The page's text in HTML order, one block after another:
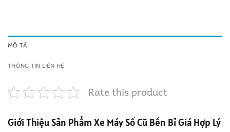
MÔ TẢ
THÔNG TIN LIÊN HỆ
Rate this product
Giới Thiệu Sản Phẩm Xe Máy Số Cũ Bền Bỉ Giá Hợp Lý